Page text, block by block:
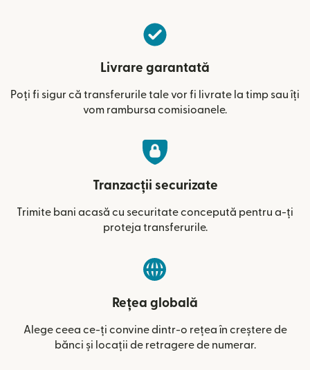
Livrare garantată
Poți fi sigur că transferurile tale vor fi livrate la timp sau îți
vom rambursa comisioanele.
Tranzacții securizate
Trimite bani acasă cu securitate concepută pentru a-ți
proteja transferurile.
Rețea globală
Alege ceea ce-ți convine dintr-o rețea în creștere de
bănci și locații de retragere de numerar.